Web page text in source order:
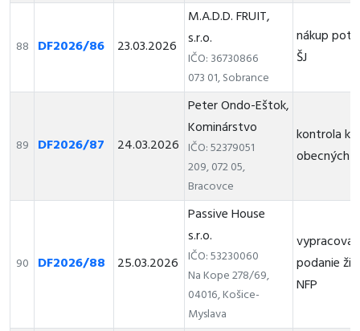
88 DF2026/86 23.03.2026
M.A.D.D. FRUIT,
s.r.o.
IČO: 36730866
073 01, Sobrance
nákup
ŠJ
89 DF2026/87 24.03.2026
Peter Ondo-Eštok,
Kominárstvo
IČO: 52379051
209, 072 05,
Bracovce
kontrola
obecných
90 DF2026/88 25.03.2026
Passive House
s.r.o.
IČO: 53230060
Na Kope 278/69,
04016, Košice-
Myslava
podanie
NFP